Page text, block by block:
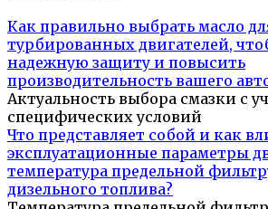
Как правильно выбрать масло
турбированных двигателей,
надежную защиту и повысить
производительность вашего
Актуальность выбора смазки с
специфических условий
Что представляет собой и как
эксплуатационные параметры
температура предельной
дизельного топлива?